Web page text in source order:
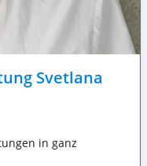
Svetlana
in ganz